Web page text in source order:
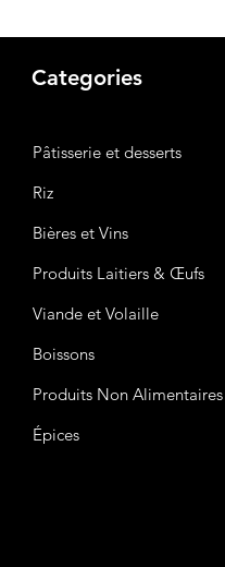
Categories
Pâtisserie et desserts
Riz
Bièreset Vins
Produits Laitiers & Œufs
Viande et Volaille
Boissons
Produits Non Alimentaires
Épices